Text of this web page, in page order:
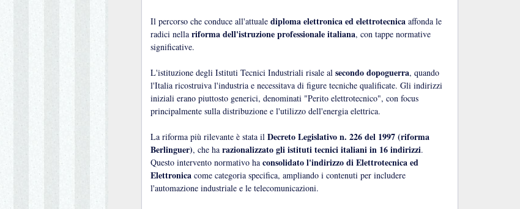
Il percorso che conduce all'attuale diploma elettronica ed elettrotecnica affonda le
radici nella riforma dell'istruzione professionale italiana, con tappe normative
significative.
L'istituzione degli Istituti Tecnici Industriali risale al secondo dopoguerra, quando
l'Italia ricostruiva l'industria e necessitava di figure tecniche qualificate. Gli indirizzi
iniziali erano piuttosto generici, denominati "Perito elettrotecnico", con focus
principalmente sulla distribuzione e l'utilizzo dell'energia elettrica.
La riforma più rilevante è stata il Decreto Legislativo n. 226 del 1997 (riforma
Berlinguer), che ha razionalizzato gli istituti tecnici italiani in 16 indirizzi.
Questo intervento normativo ha consolidato l'indirizzo di Elettrotecnica ed
Elettronica come categoria specifica, ampliando i contenuti per includere
l'automazione industriale e le telecomunicazioni.